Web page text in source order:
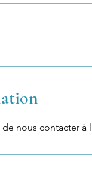
nous contacter à